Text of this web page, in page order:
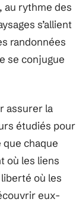
au rythme des
s’allient
randonnées
se conjugue
assurer la
étudiés pour
que chaque
où les liens
où les
eux-